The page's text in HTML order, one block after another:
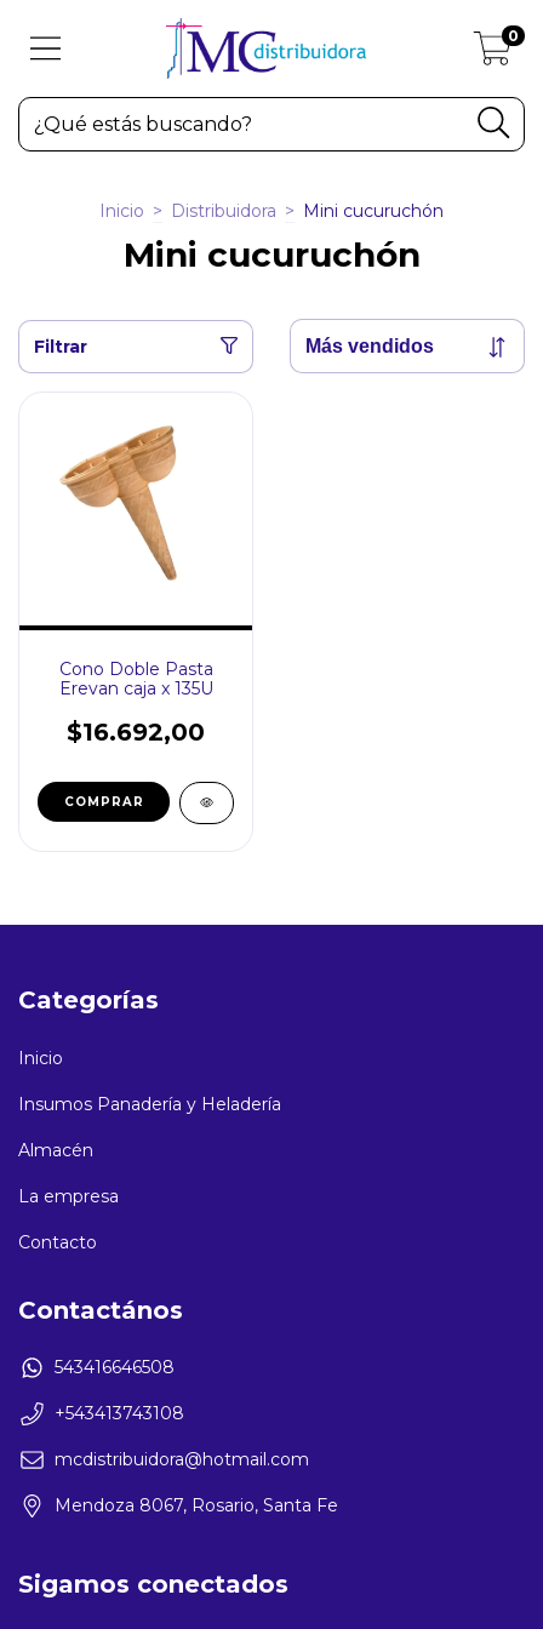
0
Inicio > Distribuidora > Mini cucuruchón
Mini cucuruchón
Filtrar
Cono Doble Pasta
Erevan caja x 135U
$16.692,00
Categorías
Inicio
Insumos Panadería y Heladería
Almacén
La empresa
Contacto
Contactános
543416646508
+543413743108
mcdistribuidora@hotmail.com
Mendoza 8067, Rosario, Santa Fe
Sigamos conectados